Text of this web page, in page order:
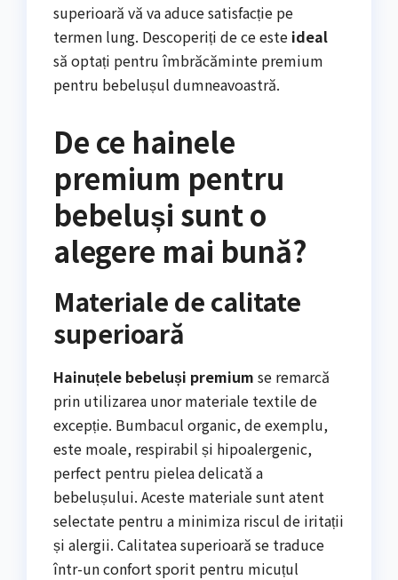
superioară vă va aduce satisfacție pe
termen lung. Descoperiți de ce este ideal
să optați pentru îmbrăcăminte premium
pentru bebelușul dumneavoastră.
De ce hainele
premium pentru
bebeluși sunt o
alegere mai bună?
Materiale de calitate
superioară
Hainuțele bebeluși premium se remarcă
prin utilizarea unor materiale textile de
excepție. Bumbacul organic, de exemplu,
este moale, respirabil și hipoalergenic,
perfect pentru pielea delicată a
bebelușului. Aceste materiale sunt atent
selectate pentru a minimiza riscul de iritații
și alergii. Calitatea superioară se traduce
într-un confort sporit pentru micuțul